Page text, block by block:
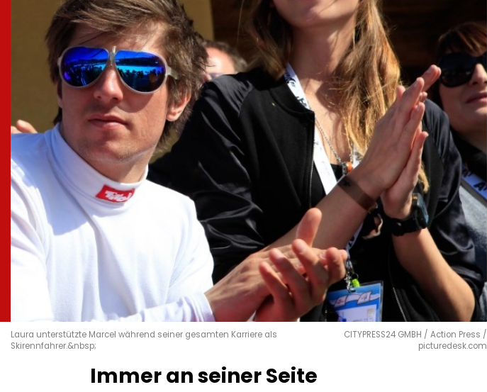
Laura unterstützte Marcel während seiner gesamten Karriere als
Skirennfahrer.&nbsp;
CITYPRESS24 GMBH / Action Press /
picturedesk.com
Immer an seiner Seite